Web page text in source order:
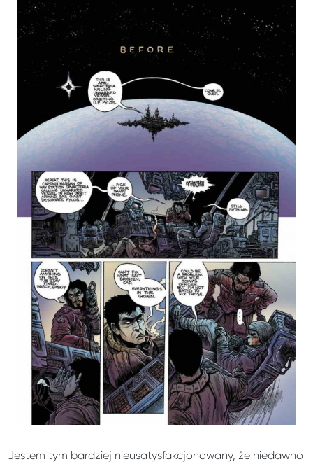
Jestem tym bardziej nieusatysfakcjonowany, że niedawno